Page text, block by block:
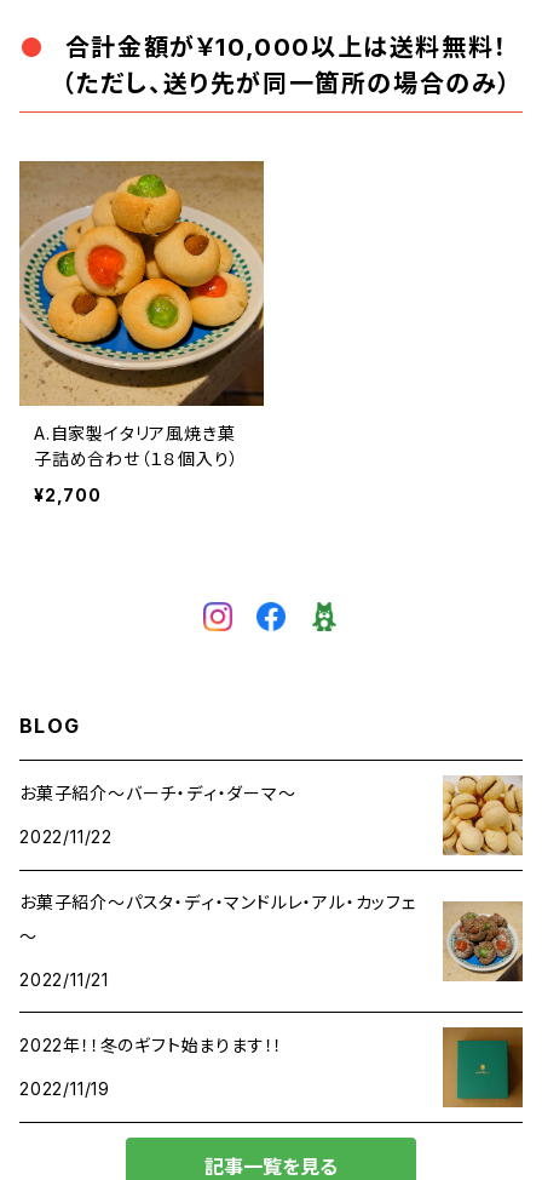
合計金額が￥10,000以上は送料無料！
（ただし、送り先が同一箇所の場合のみ）
A.自家製イタリア風焼き菓
子詰め合わせ（１８個入り）
¥2,700
BLOG
お菓子紹介～バーチ・ディ・ダーマ～
2022/11/22
お菓子紹介～パスタ・ディ・マンドルレ・アル・カッフェ
～
2022/11/21
2022年！！冬のギフト始まります！！
2022/11/19
記事一覧を見る